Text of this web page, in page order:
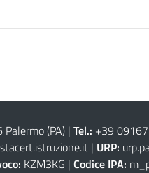
(PA)| Tel.: +39
| URP:
KZM3KG | Codice IPA: